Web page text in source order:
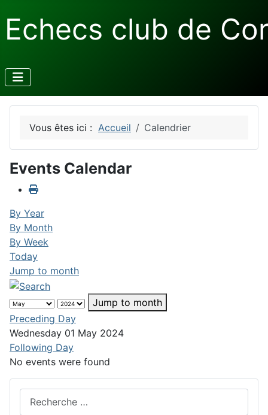
Echecs club de
Vous êtes ici : Accueil Calendrier
Events Calendar
By Year
By Month
By Week
Today
Jump to month
Jump to month
Preceding Day
Wednesday 01 May 2024
Following Day
No events were found